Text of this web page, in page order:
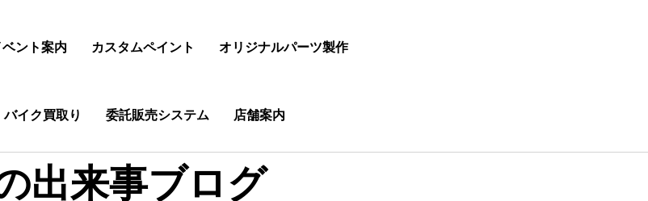
ベント案内 カスタムペイント オリジナルパーツ製作
バイク買取り 委託販売システム 店舗案内
出来事ブログ